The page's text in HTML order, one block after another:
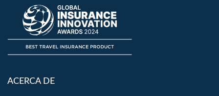
ACERCA DE